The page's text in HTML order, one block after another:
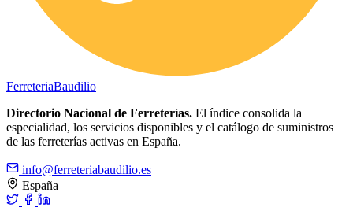
FerreteriaBaudilio
Directorio Nacional de Ferreterías. El índice consolida la
especialidad, los servicios disponibles y el catálogo de suministros
de las ferreterías activas en España.
info@ferreteriabaudilio.es
España